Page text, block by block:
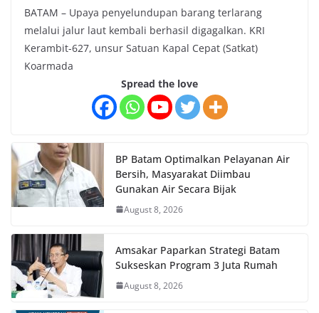
BATAM – Upaya penyelundupan barang terlarang
melalui jalur laut kembali berhasil digagalkan. KRI
Kerambit-627, unsur Satuan Kapal Cepat (Satkat)
Koarmada
Spread the love
BP Batam Optimalkan Pelayanan Air
Bersih, Masyarakat Diimbau
Gunakan Air Secara Bijak
August 8, 2026
Amsakar Paparkan Strategi Batam
Sukseskan Program 3 Juta Rumah
August 8, 2026